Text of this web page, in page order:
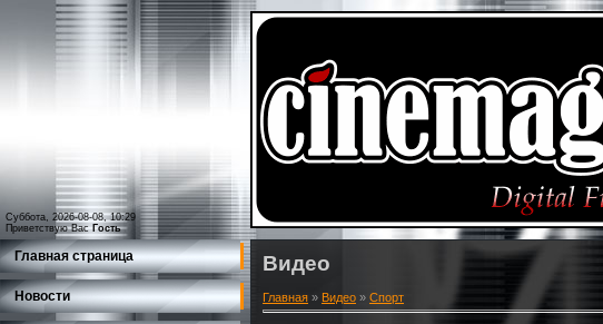
Суббота, 2026-08-08, 10:29
Приветствую Вас Гость
Главная страница
Новости
Видео
Главная » Видео » Спорт